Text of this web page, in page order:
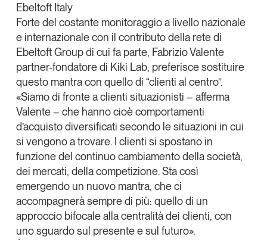
Un anno di
Tendenze2026
Leggi il magazine
Ebeltoft Italy
Forte del costante monitoraggio a livello nazionale
e internazionale con il contributo della rete di
Ebeltoft Groupdi cui fa parte, Fabrizio Valente
partner-fondatore di Kiki Lab, preferisce sostituire
questo mantra con quello di “clienti al centro”.
«Siamo di fronte aclienti situazionisti – afferma
Valente – che hanno cioè comportamenti
d’acquisto diversificati secondo le situazioni in cui
si vengono a trovare. I clienti si spostano in
funzione del continuo cambiamento della società,
dei mercati, della competizione. Sta così
emergendo un nuovo mantra, che ci
accompagnerà sempre di più: quello di un
approccio bifocale alla centralità dei clienti, con
uno sguardo sul presente e sul futuro».